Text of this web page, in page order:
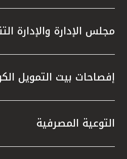
مجلس الإدارة والإدارة
إفصاحات بيت التمويل
التوعية المصرفية